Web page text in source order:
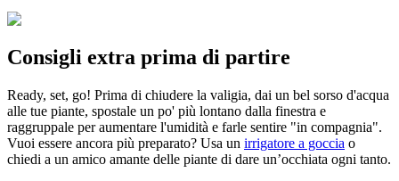
Consigli extra prima di partire
Ready, set, go! Prima di chiudere la valigia, dai un bel sorso d'acqua
alle tue piante, spostale un po' più lontano dalla finestra e
raggruppale per aumentare l'umidità e farle sentire "in compagnia".
Vuoi essere ancora più preparato? Usa un irrigatore a goccia o
chiedi a un amico amante delle piante di dare un’occhiata ogni tanto.